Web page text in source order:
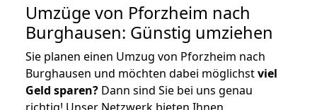
Umzüge von Pforzheim nach
Burghausen: Günstig umziehen
Sie planen einen Umzug von Pforzheim nach
Burghausen und möchten dabei möglichstviel
Geld sparen? Dann sind Sie bei uns genau